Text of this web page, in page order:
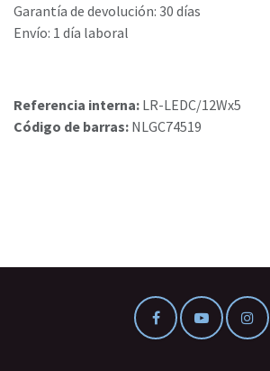
Garantía de devolución: 30 días
Envío: 1 día laboral
Referencia interna: LR-LEDC/12Wx5
Código de barras: NLGC74519